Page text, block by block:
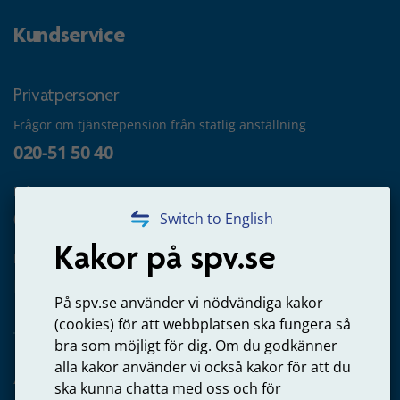
Switch to English
Kakor på spv.se
På spv.se använder vi nödvändiga kakor
(cookies) för att webbplatsen ska fungera så
bra som möjligt för dig. Om du godkänner
alla kakor använder vi också kakor för att du
ska kunna chatta med oss och för
Kundservice
Privatpersoner
Frågor om tjänstepension från statlig anställning
020-51 50 40
Frågor om utbetalning
020-65 00 65
Kontakta oss
Arbetsgivare